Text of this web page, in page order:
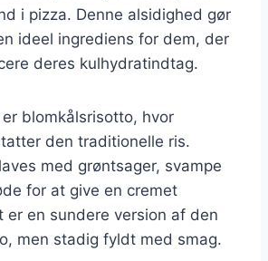
i pizza. Denne alsidighed gør
ideel ingrediens for dem, der
deres kulhydratindtag.
blomkålsrisotto, hvor
den traditionelle ris.
med grøntsager, svampe
for at give en cremet
er en sundere version af den
men stadig fyldt med smag.